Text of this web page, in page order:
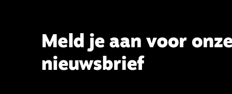
Meld je aan voor
nieuwsbrief